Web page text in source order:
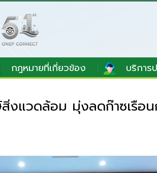
กฎหมายที่เกี่ยวข้อง บริการ
แวดล้อม มุ่งลดก๊าซเรือน